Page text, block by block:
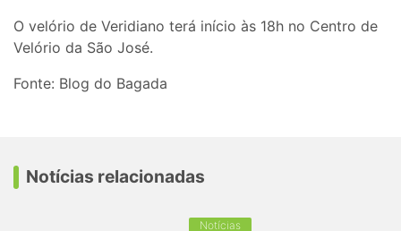
O velório de Veridiano terá início às 18h no Centro de
Velório da São José.
Fonte: Blog do Bagada
Notícias relacionadas
Notícias